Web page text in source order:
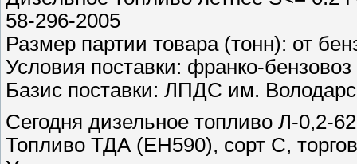
58-296-2005
Размер партии товара (тонн): от
Условия поставки: франко-бензовоз
Базис поставки: ЛПДС им.
Сегодня дизельное топливо Л-0,2-
Топливо ТДА (ЕН590), сорт С,